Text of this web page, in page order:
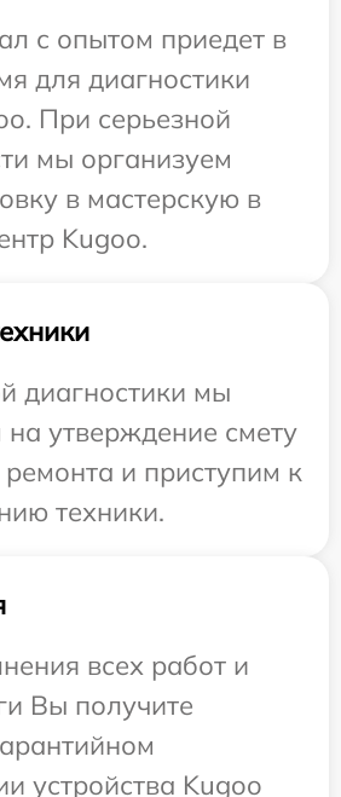
с опытом приедет в
для диагностики
При серьезной
мы организуем
в мастерскую в
Kugoo.
диагностики мы
на утверждение смету
и приступим к
техники.
всех работ и
Вы получите
устройства Kugoo